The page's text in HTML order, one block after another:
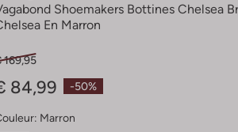
Shoemakers Bottines Chelsea
En Marron
-50%
169,95
84,99
Marron